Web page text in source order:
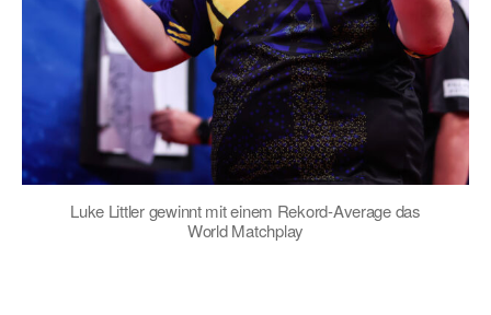
Luke Littler gewinnt mit einem Rekord-Average das
World Matchplay